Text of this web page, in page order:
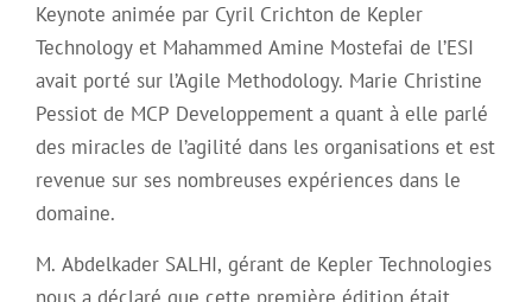
Keynote animée par Cyril Crichton de Kepler
Technology et Mahammed Amine Mostefai de l’ESI
avait porté sur l’Agile Methodology. Marie Christine
Pessiot de MCP Developpement a quant à elle parlé
des miracles de l’agilité dans les organisations et est
revenue sur ses nombreuses expériences dans le
domaine.
M. Abdelkader SALHI, gérant de Kepler Technologies